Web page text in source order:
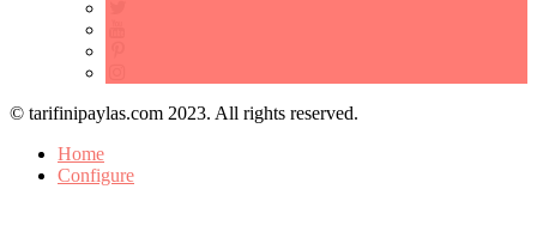
© tarifinipaylas.com 2023. All rights reserved.
Home
Configure